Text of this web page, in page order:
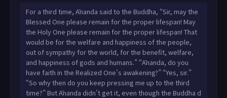
abhinippīḷesī”ti? Evampi kho āyasmā ānando bhagavatā
oḷārike nimitte kayiramāne oḷārike obhāse kayiramāne
nāsakkhi paṭivijjhituṁ; na bhagavantaṁ yāci: “tiṭṭhatu,
bhante, bhagavā kappaṁ
For a third time, Ānanda said to the Buddha, “Sir, may the
Blessed One please remain for the proper lifespan! May
the Holy One please remain for the proper lifespan! That
would be for the welfare and happiness of the people,
out of sympathy for the world, for the benefit, welfare,
and happiness of gods and humans.” “Ānanda, do you
have faith in the Realized One’s awakening?” “Yes, sir.”
“So why then do you keep pressing me up to the third
time?” But Ānanda didn’t get it, even though the Buddha d